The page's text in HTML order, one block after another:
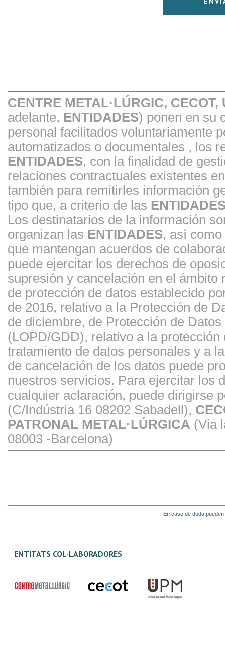
CENTRE METAL·LÚRGIC,
adelante, ENTIDADES) ponen en su
personal facilitados voluntariamente
automatizados o documentales , los
ENTIDADES, con la finalidad de
relaciones contractuales existentes
también para remitirles información
tipo que, a criterio de las
Los destinatarios de la información
organizan las ENTIDADES, así
que mantengan acuerdos de
puede ejercitar los derechos de
supresión y cancelación en el
de protección de datos establecido
de 2016, relativo a la Protección de
de diciembre, de Protección de
(LOPD/GDD), relativo a la
tratamiento de datos personales y a
de cancelación de los datos puede
nuestros servicios. Para ejercitar los
cualquier aclaración, puede dirigirse
(C/Indústria 16 08202 Sabadell),
PATRONAL METAL·LÚRGICA (Via
08003 -Barcelona)
En caso de duda
ENTITATS COL·LABORADORES